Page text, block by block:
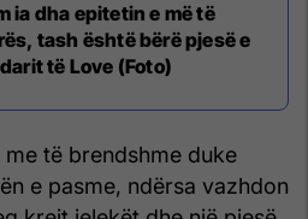
ia dha epitetin e më të
tash është bërë pjesë e
të Love (Foto)
të brendshme duke
e pasme, ndërsa vazhdon